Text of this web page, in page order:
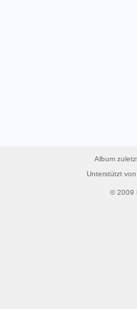
Album
Unterstützt
© 2009